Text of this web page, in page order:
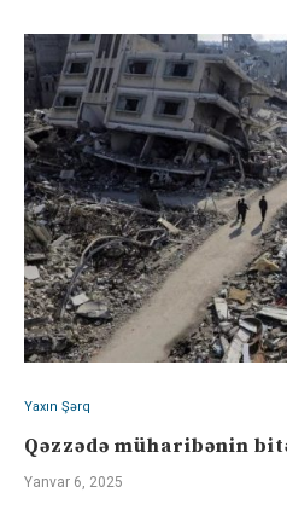
Yaxın Şərq
Qəzzədə müharibənin
Yanvar 6, 2025